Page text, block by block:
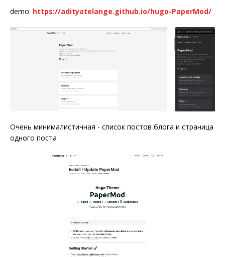
demo: https://adityatelange.github.io/hugo-PaperMod/
Очень минималистичная - список постов блога и страница
одного поста